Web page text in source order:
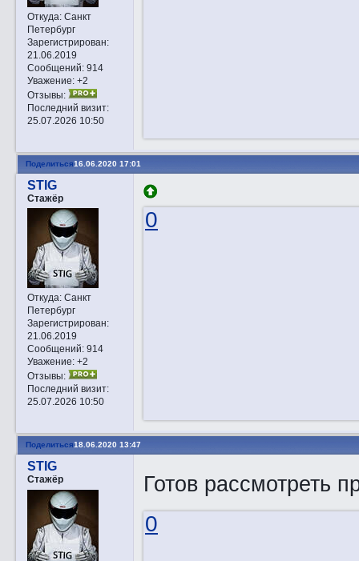
Откуда:Санкт
Петербург
Зарегистрирован:
21.06.2019
Сообщений:914
Уважение: +2
Отзывы:
Последний визит:
25.07.2026 10:50
Поделиться16.06.2020 17:01
STIG
Стажёр
Откуда:Санкт
Петербург
Зарегистрирован:
21.06.2019
Сообщений:914
Уважение: +2
Отзывы:
Последний визит:
25.07.2026 10:50
0
Поделиться18.06.2020 13:47
STIG
Стажёр
Готов рассмотреть
0